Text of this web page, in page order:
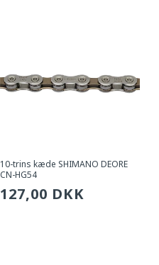
10-trins kæde SHIMANO DEORE
CN-HG54
Sædvanlig
127,00 DKK